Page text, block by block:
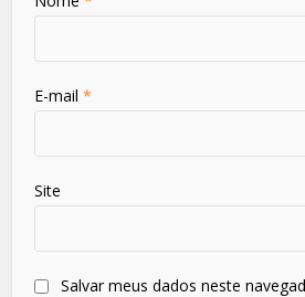
E-mail*
Site
Salvar meus dados neste